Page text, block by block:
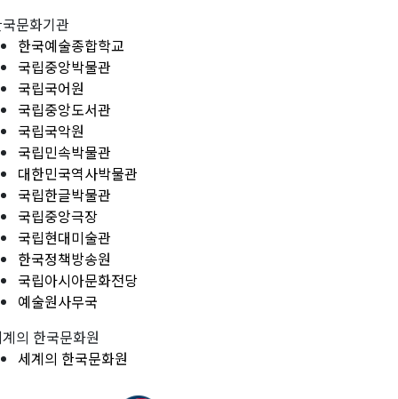
문화기관
한국예술종합학교
국립중앙박물관
국립국어원
국립중앙도서관
국립국악원
국립민속박물관
대한민국역사박물관
국립한글박물관
국립중앙극장
국립현대미술관
한국정책방송원
국립아시아문화전당
예술원사무국
의 한국문화원
세계의 한국문화원